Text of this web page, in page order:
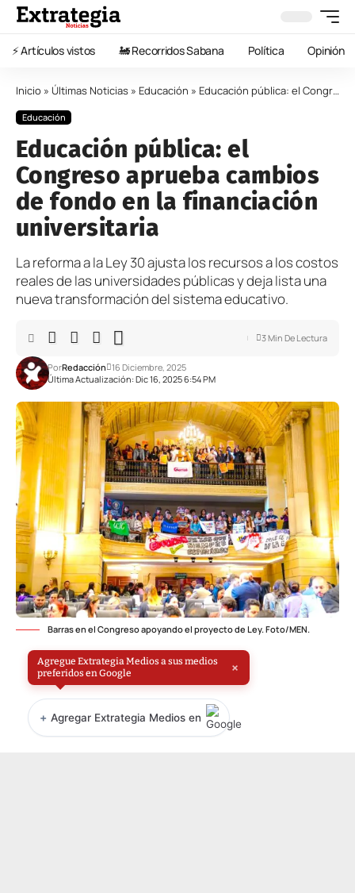
⚡️ Artículos vistos 🚂 Recorridos Sabana Política Opinión
Inicio » Últimas Noticias » Educación » Educación pública: el Congreso aprueba cambios de fondo en la financiación universitaria
Educación
Educación pública: el
Congreso aprueba cambios
de fondo en la financiación
universitaria
La reforma a la Ley 30 ajusta los recursos a los costos
reales de las universidades públicas y deja lista una
nueva transformación del sistema educativo.
Última Actualización: Dic 16, 2025 6:54 PM
PorRedacción 16 Diciembre, 2025
3 Min De Lectura
Barras en el Congreso apoyando el proyecto de Ley. Foto/MEN.
Agregue Extrategia Medios a sus medios
preferidos en Google
×
+ Agregar Extrategia Medios en